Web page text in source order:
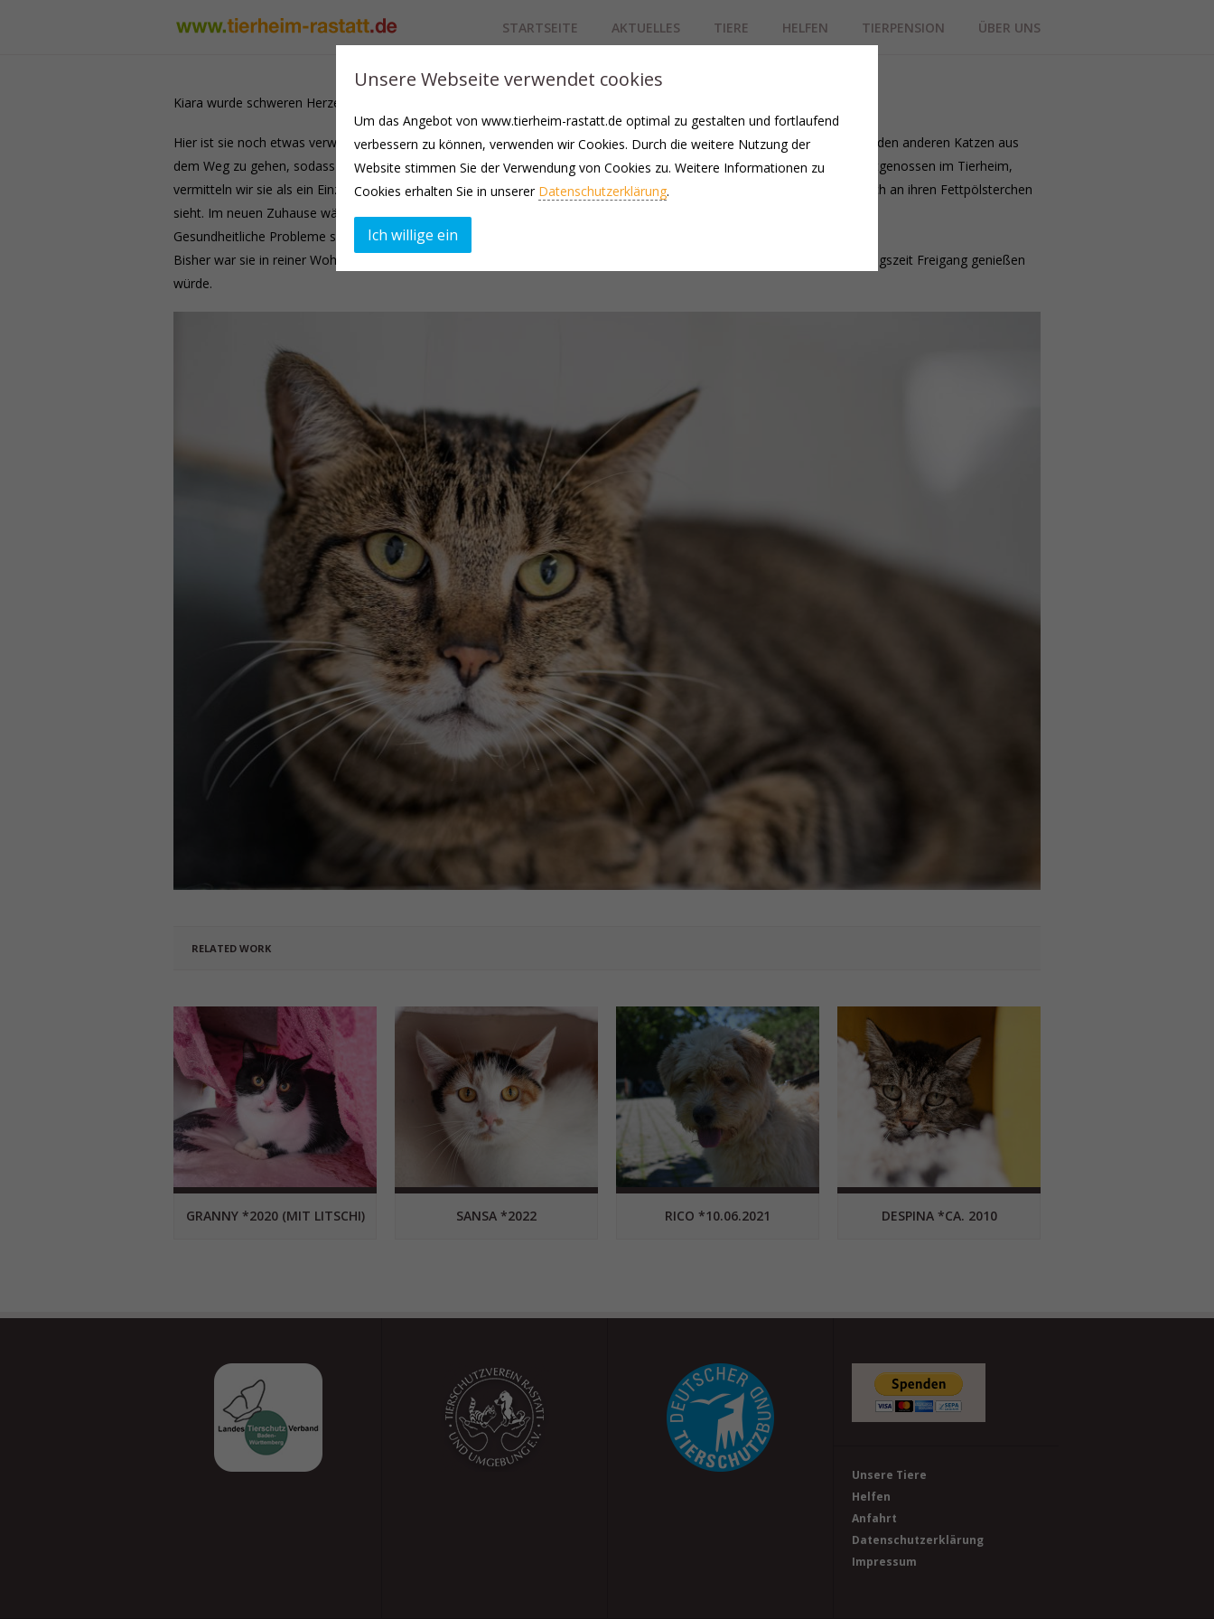
STARTSEITE AKTUELLES TIERE HELFEN TIERPENSION ÜBER UNS
Kiara wurde schweren Herzens bei uns abgegeben, nachdem sie sich mit ihrer Zweitkatze nicht mehr verstand.
Hier ist sie noch etwas verwirrt, zumal sie sich das Zimmer mit vielen anderen teilt. Glücklicherweise versucht sie einfach den anderen Katzen aus
dem Weg zu gehen, sodass es zu keinen Streitigkeiten kommt. Aufgrund ihrer Vorgeschichte und der Vermeidung von Artgenossen im Tierheim,
vermitteln wir sie als ein Einzelkatze. Kiara ist sehr verschmust, eher von gemütlicher Natur und verfressen, was man auch an ihren Fettpölsterchen
sieht. Im neuen Zuhause wäre es gut, wenn sie behutsam etwas abnehmen würde.
Gesundheitliche Probleme sind keine bekannt. Bei tierärztlichen Untersuchungen kooperiert sie gut.
Bisher war sie in reiner Wohnungshaltung aber wir können uns gut vorstellen, dass sie nach einer gewissen Eingewöhnungszeit Freigang genießen
würde.
RELATED WORK
GRANNY *2020 (MIT LITSCHI) SANSA *2022 RICO *10.06.2021 DESPINA *CA. 2010
Unsere Tiere
Helfen
Anfahrt
Datenschutzerklärung
Impressum
Unsere Webseite verwendet cookies
Um das Angebot von www.tierheim-rastatt.de optimal zu gestalten und fortlaufend
verbessern zu können, verwenden wir Cookies. Durch die weitere Nutzung der
Website stimmen Sie der Verwendung von Cookies zu. Weitere Informationen zu
Cookies erhalten Sie in unserer Datenschutzerklärung.
Ich willige ein